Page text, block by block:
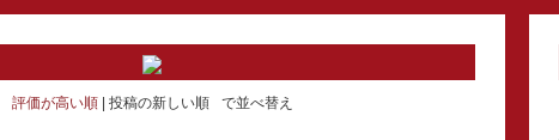
評価が高い順 投稿の新しい順 で並べ替え